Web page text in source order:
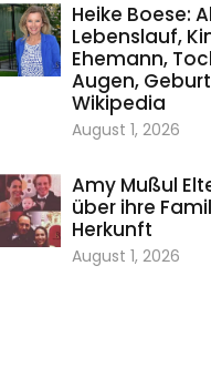
Heike Boese:
Lebenslauf,
Ehemann,
Augen,
Wikipedia
August 1, 2026
Amy Mußul
über ihre
Herkunft
August 1, 2026